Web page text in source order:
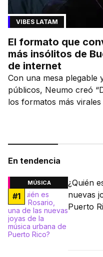
VIBES LATAM
El formato que
más insólitos de
de internet
Con una mesa plegable
públicos, Neumo creó
los formatos más
En tendencia
MÚSICA
#1
¿Quién
nuevas
Puerto